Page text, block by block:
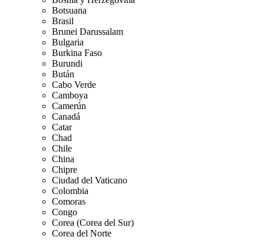
Botsuana
Brasil
Brunei Darussalam
Bulgaria
Burkina Faso
Burundi
Bután
Cabo Verde
Camboya
Camerún
Canadá
Catar
Chad
Chile
China
Chipre
Ciudad del Vaticano
Colombia
Comoras
Congo
Corea (Corea del Sur)
Corea del Norte